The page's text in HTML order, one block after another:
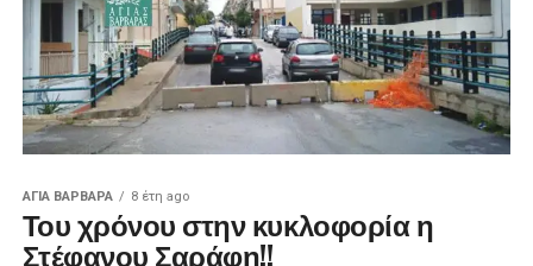
ΑΓΙΑ ΒΑΡΒΑΡΑ 8 έτη ago
Του χρόνου στην κυκλοφορία η
Στέφανου Σαράφη!!